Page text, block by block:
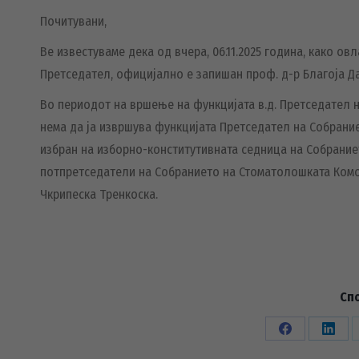
Почитувани,
Ве известуваме дека од вчера, 06.11.2025 година, како
Претседател, официјално е запишан проф. д-р Благоја
Во периодот на вршење на функцијата в.д.
нема да ја извршува функцијата Претседател на
избран на изборно-конститутивната седница на
потпретседатели на Собранието на Стоматолошката
Чкрипеска Тренкоска.
Share
Share